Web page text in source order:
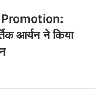
आर्यन ने किया